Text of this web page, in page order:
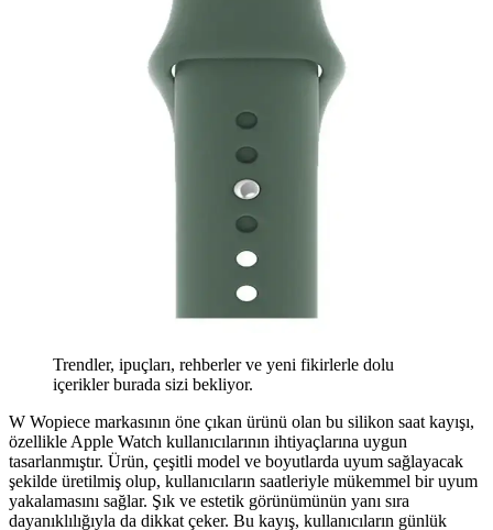
Trendler, ipuçları, rehberler ve yeni fikirlerle dolu
içerikler burada sizi bekliyor.
W Wopiece markasının öne çıkan ürünü olan bu silikon saat kayışı,
özellikle Apple Watch kullanıcılarının ihtiyaçlarına uygun
tasarlanmıştır. Ürün, çeşitli model ve boyutlarda uyum sağlayacak
şekilde üretilmiş olup, kullanıcıların saatleriyle mükemmel bir uyum
yakalamasını sağlar. Şık ve estetik görünümünün yanı sıra
dayanıklılığıyla da dikkat çeker. Bu kayış, kullanıcıların günlük